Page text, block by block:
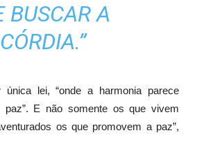
BUSCAR A
lei, “onde a harmonia parece
paz”. E não somente os que vivem
os que promovem a paz”,